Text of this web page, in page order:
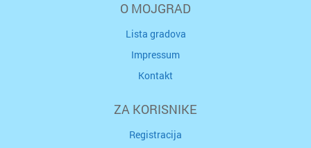
O MOJGRAD
Lista gradova
Impressum
Kontakt
ZA KORISNIKE
Registracija